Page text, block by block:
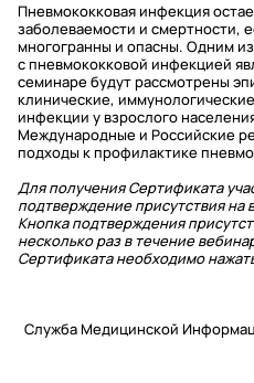
Пневмококковая инфекция
заболеваемости и смертности,
многогранны и опасны. Одним
с пневмококковой инфекцией
семинаре будут рассмотрены
клинические,
инфекции у взрослого
Mеждународные и Российские
подходы к профилактике
Для получения Сертификата
подтверждение присутствия
Кнопка подтверждения
несколько раз в течение
Сертификата необходимо
Служба Медицинской